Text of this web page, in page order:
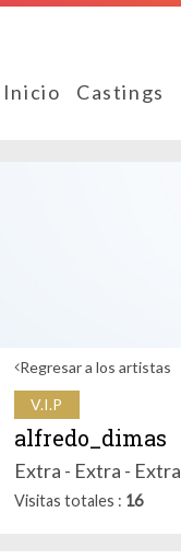
Inicio Castings
Regresar a los artistas
V.I.P
alfredo_dimas
Extra - Extra - Extra
Visitas totales 16